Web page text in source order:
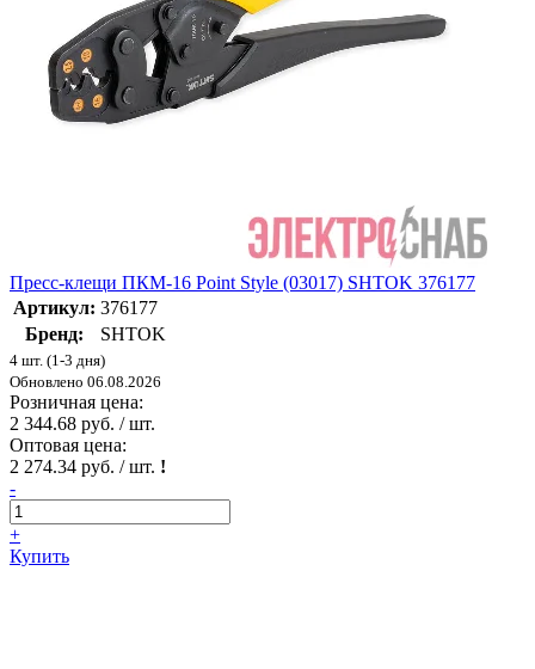
Пресс-клещи ПКМ-16 Point Style (03017) SHTOK 376177
Артикул: 376177
Бренд:
SHTOK
4 шт. (1-3 дня)
Обновлено 06.08.2026
Розничная цена:
2 344.68 руб. / шт.
Оптовая цена:
2 274.34 руб. / шт. !
-
+
Купить